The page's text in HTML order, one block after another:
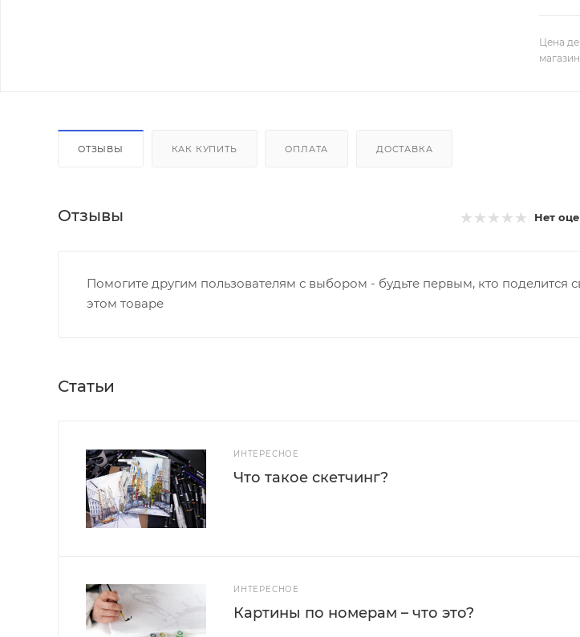
Цена
ОТЗЫВЫ КАК КУПИТЬ ОПЛАТА ДОСТАВКА
Отзывы Нет
Помогите другим пользователям с выбором - будьте первым, кто поделится
этом товаре
Статьи
ИНТЕРЕСНОЕ
Что такое скетчинг?
ИНТЕРЕСНОЕ
Картины по номерам – что это?